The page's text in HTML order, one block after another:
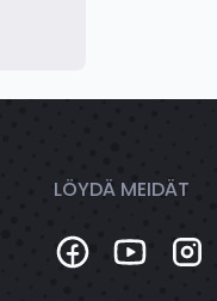
LÖYDÄ MEIDÄT